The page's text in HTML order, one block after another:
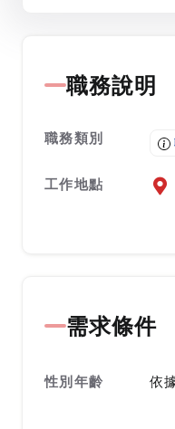
職務說明
職務類別
工作地點 前
需求條件
性別年齡 依